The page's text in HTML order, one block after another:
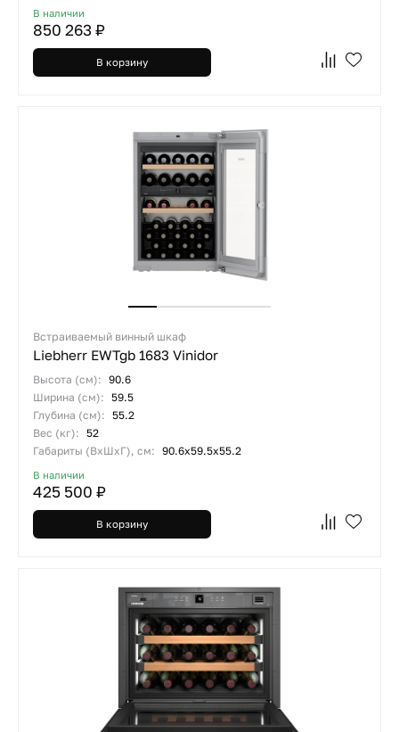
В наличии
850 263 ₽
В корзину
Встраиваемый винный шкаф
Liebherr EWTgb 1683 Vinidor
Высота (см): 90.6
Ширина (см): 59.5
Глубина (см): 55.2
Вес (кг): 52
Габариты (ВхШхГ), см: 90.6x59.5x55.2
В наличии
425 500 ₽
В корзину